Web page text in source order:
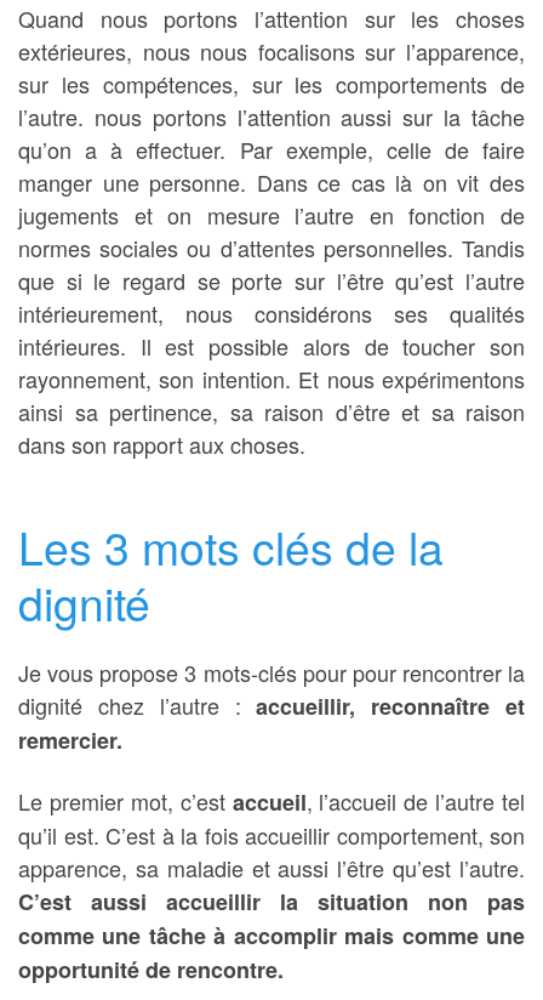
Quand nous portons l’attention sur les choses
extérieures, nous nous focalisons sur l’apparence,
sur les compétences, sur les comportements de
l’autre. nous portons l’attention aussi sur la tâche
qu’on a à effectuer. Par exemple, celle de faire
manger une personne. Dans ce cas là on vit des
jugements et on mesure l’autre en fonction de
normes sociales ou d’attentes personnelles. Tandis
que si le regard se porte sur l’être qu’est l’autre
intérieurement, nous considérons ses qualités
intérieures. Il est possible alors de toucher son
rayonnement, son intention. Et nous expérimentons
ainsi sa pertinence, sa raison d’être et sa raison
dans son rapport aux choses.
Les 3 mots clés de la
dignité
Je vous propose 3 mots-clés pour pour rencontrer la
dignité chez l’autre :accueillir, reconnaître et
remercier.
Le premier mot, c’est accueil, l’accueil de l’autre tel
qu’il est. C’est à la fois accueillir comportement, son
apparence, sa maladie et aussi l’être qu’est l’autre.
C’est aussi accueillir la situation non pas
comme une tâche à accomplir mais comme une
opportunité de rencontre.